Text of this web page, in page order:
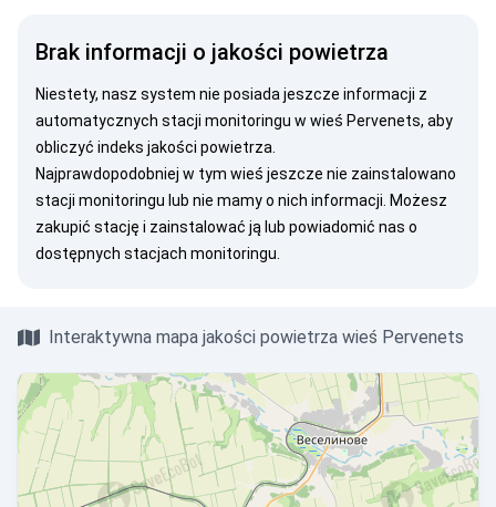
Brak informacji o jakości powietrza
Niestety, nasz system nie posiada jeszcze informacji z
automatycznych stacji monitoringu w wieś Pervenets, aby
obliczyć indeks jakości powietrza.
Najprawdopodobniej w tym wieś jeszcze nie zainstalowano
stacji monitoringu lub nie mamy o nich informacji. Możesz
zakupić stację i zainstalować ją lub powiadomić nas o
dostępnych stacjach monitoringu.
Interaktywna mapa jakości powietrza wieś Pervenets